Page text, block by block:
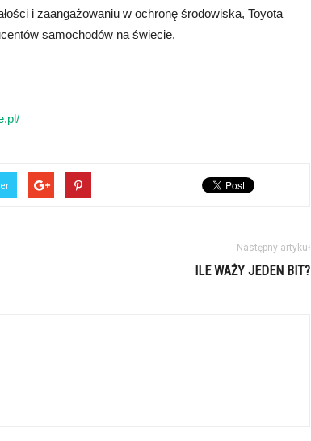
i zaangażowaniu w ochronę środowiska, Toyota
samochodów na świecie.
Następny artykuł
ILE WAŻY JEDEN BIT?